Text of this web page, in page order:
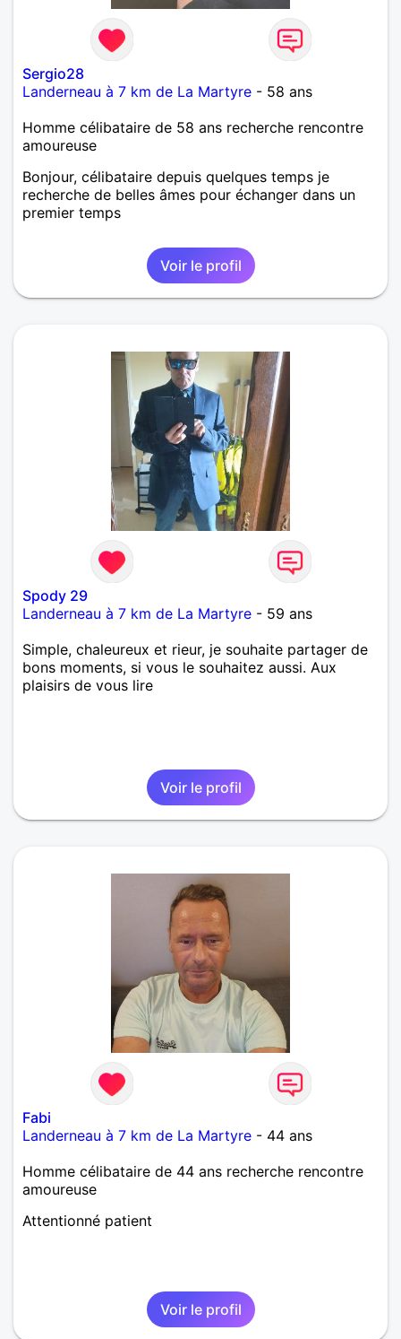
Sergio28
Landerneau à 7 km de La Martyre - 58 ans
Homme célibataire de 58 ans recherche rencontre
amoureuse
Bonjour, célibataire depuis quelques temps je
recherche de belles âmes pour échanger dans un
premier temps
Voir le profil
Spody 29
Landerneau à 7 km de La Martyre - 59 ans
Simple, chaleureux et rieur, je souhaite partager de
bons moments, si vous le souhaitez aussi. Aux
plaisirs de vous lire
Voir le profil
Fabi
Landerneau à 7 km de La Martyre - 44 ans
Homme célibataire de 44 ans recherche rencontre
amoureuse
Attentionné patient
Voir le profil